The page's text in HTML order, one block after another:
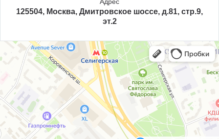
125504, Москва, Дмитровское шоссе, д.81, стр.9,
эт.2